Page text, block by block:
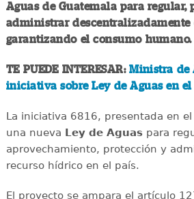
Aguas de Guatemala para regular,
administrar descentralizadamente
garantizando el consumo humano.
TE PUEDE INTERESAR:Ministra de
iniciativa sobre Ley de Aguas en el
La iniciativa 6816, presentada en
una nueva Ley de Aguaspara
aprovechamiento, protección y
recurso hídrico en el país.
El proyecto se ampara el artículo